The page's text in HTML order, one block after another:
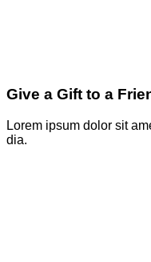
Give a Gift to a
Lorem ipsum dolor sit
dia.